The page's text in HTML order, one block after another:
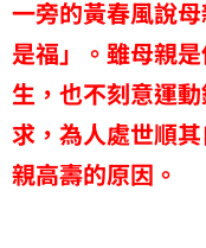
一旁的黃春風說
是福」。雖母親
生，也不刻意運
求，為人處世順
親高壽的原因。